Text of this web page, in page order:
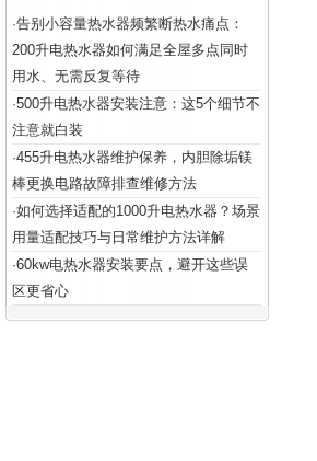
·告别小容量热水器频繁断热水痛点：
200升电热水器如何满足全屋多点同时
用水、无需反复等待
·500升电热水器安装注意：这5个细节不
注意就白装
·455升电热水器维护保养，内胆除垢镁
棒更换电路故障排查维修方法
·如何选择适配的1000升电热水器？场景
用量适配技巧与日常维护方法详解
·60kw电热水器安装要点，避开这些误
区更省心